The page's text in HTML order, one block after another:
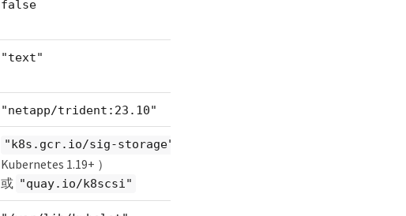
false
"text"
"netapp/trident:23.10"
"k8s.gcr.io/sig-storage"
Kubernetes 1.19+ ）
或 "quay.io/k8scsi"